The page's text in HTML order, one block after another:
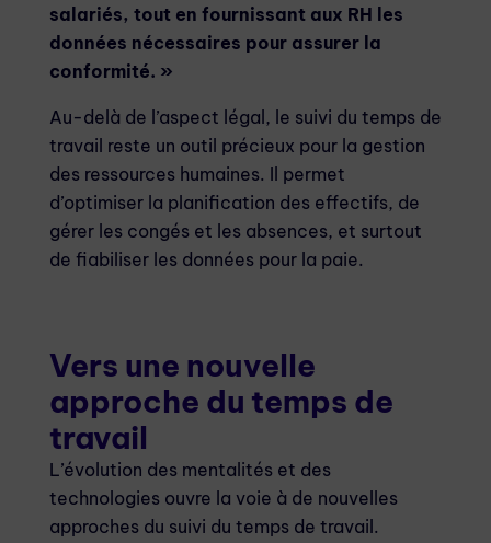
salariés, tout en fournissant aux RH les
données nécessaires pour assurer la
conformité. »
Au-delà de l’aspect légal, le suivi du temps de
travail reste un outil précieux pour la gestion
des ressources humaines. Il permet
d’optimiser la planification des effectifs, de
gérer les congés et les absences, et surtout
de fiabiliser les données pour la paie.
Vers une nouvelle
approche du temps de
travail
L’évolution des mentalités et des
technologies ouvre la voie à de nouvelles
approches du suivi du temps de travail.